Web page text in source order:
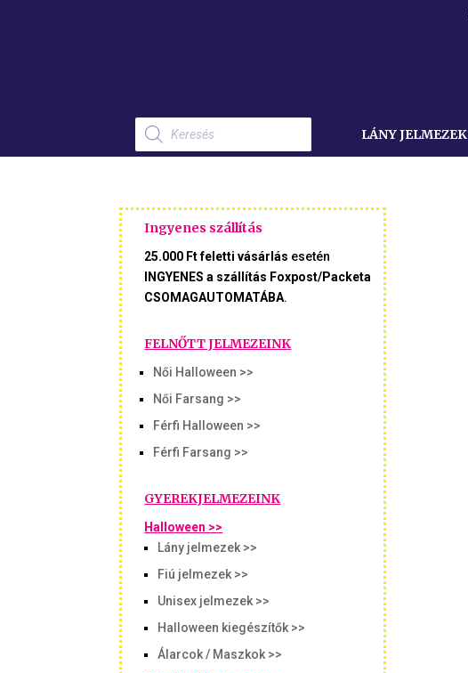
Products
search LÁNY JELMEZEK
Ingyenes szállítás
25.000 Ft feletti vásárlás esetén
INGYENES a szállítás Foxpost/Packeta
CSOMAGAUTOMATÁBA.
FELNŐTT JELMEZEINK
Női Halloween >>
Női Farsang >>
Férfi Halloween >>
Férfi Farsang >>
GYEREKJELMEZEINK
Halloween >>
Lány jelmezek >>
Fiú jelmezek >>
Unisex jelmezek >>
Halloween kiegészítők >>
Álarcok / Maszkok >>